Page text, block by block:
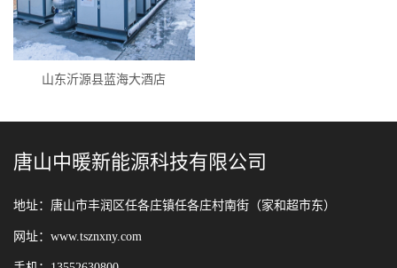
山东沂源县蓝海大酒店
唐山中暖新能源科技有限公司
地址：唐山市丰润区任各庄镇任各庄村南街（家和超市东）
网址：www.tsznxny.com